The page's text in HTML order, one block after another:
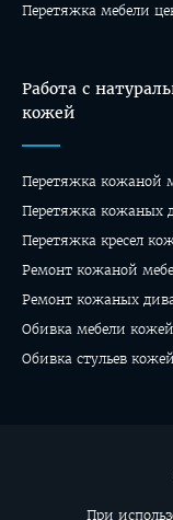
Перетяжка мебели
Работа с
кожей
Перетяжка кожаной
Перетяжка кожаных
Перетяжка кресел
Ремонт кожаной
Ремонт кожаных
Обивка мебели кожей
Обивка стульев кожей
При